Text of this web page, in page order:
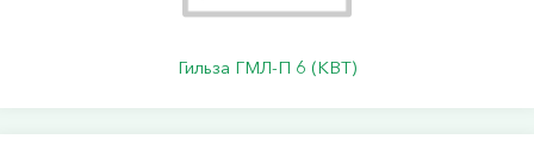
Гильза ГМЛ-П 6 (КВТ)